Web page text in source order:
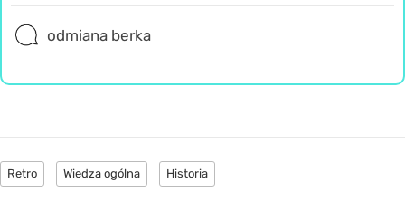
odmiana berka
Retro Wiedza ogólna Historia